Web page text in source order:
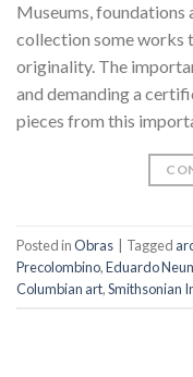
Museums, foundations
collection some works
originality. The
and demanding a
pieces from this
Posted inObras | Tagged
Precolombino,Eduardo
Columbian art,Smithsonian